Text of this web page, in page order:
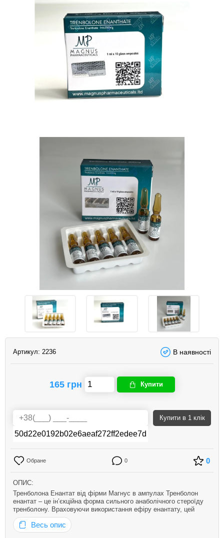
Артикул: 2236 В наявності
165 грн Купити
Купити в 1 клік
Обране 0 0
ОПИС:
Тренболона Енантат від фірми Магнус в ампулах Тренболон
енантат – це ін’єкційна форма сильного анаболічного стероїду
тренболону. Враховуючи використання ефіру енантату, цей
препарат має практично ідентичну фармакокінетику з
тестостероном енантатом, забезпечуючи пікове вивільнення
стероїду прот…
Весь опис